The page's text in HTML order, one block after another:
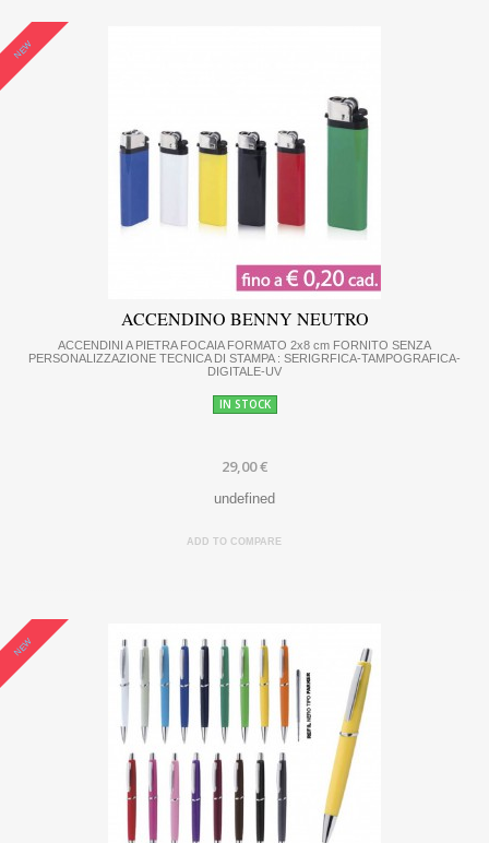
NEW
ACCENDINO BENNY NEUTRO
ACCENDINI A PIETRA FOCAIA FORMATO 2x8 cm FORNITO SENZA
PERSONALIZZAZIONE TECNICA DI STAMPA : SERIGRFICA-TAMPOGRAFICA-
DIGITALE-UV
IN STOCK
29,00 €
undefined
ADD TO COMPARE
NEW